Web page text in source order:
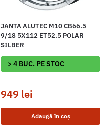
JANTA ALUTEC M10 CB66.5
9/18 5X112 ET52.5 POLAR
SILBER
> 4 BUC. PE STOC
949 lei
Adaugă în coș